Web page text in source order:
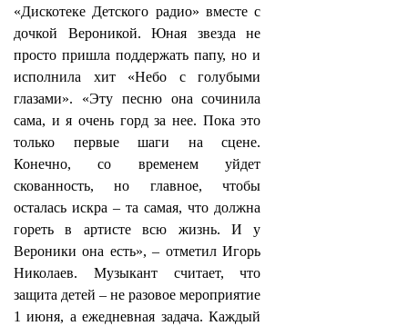
«Дискотеке Детского радио» вместе с
дочкой Вероникой. Юная звезда не
просто пришла поддержать папу, но и
исполнила хит «Небо с голубыми
глазами». «Эту песню она сочинила
сама, и я очень горд за нее. Пока это
только первые шаги на сцене.
Конечно, со временем уйдет
скованность, но главное, чтобы
осталась искра – та самая, что должна
гореть в артисте всю жизнь. И у
Вероники она есть», – отметил Игорь
Николаев. Музыкант считает, что
защита детей – не разовое мероприятие
1 июня, а ежедневная задача. Каждый